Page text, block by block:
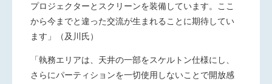
プロジェクターとスクリーンを装備しています。ここ
から今までと違った交流が生まれることに期待してい
ます」（及川氏）
「執務エリアは、天井の一部をスケルトン仕様にし、
さらにパーティションを一切使用しないことで開放感